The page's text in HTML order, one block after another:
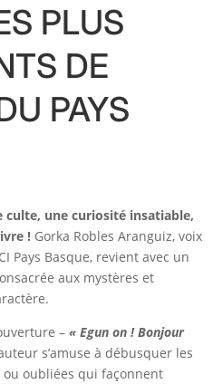
PLUS
DE
PAYS
culte, une curiosité insatiable,
! Gorka Robles Aranguiz, voix
Pays Basque, revient avec un
aux mystères et
–« Egun on ! Bonjour
s’amuse à débusquer les
oubliées qui façonnent